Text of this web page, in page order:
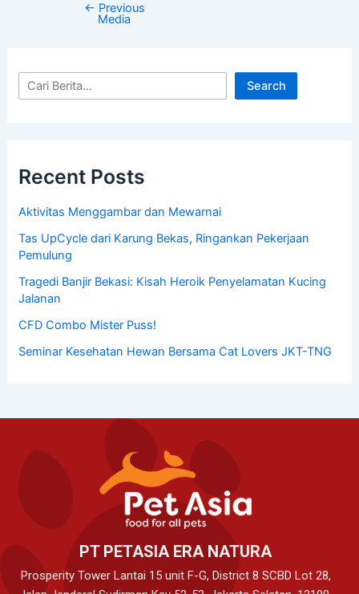
← Previous
Media
Search
Recent Posts
Aktivitas Menggambar dan Mewarnai
Tas UpCycle dari Karung Bekas, Ringankan Pekerjaan
Pemulung
Tragedi Banjir Bekasi: Kisah Heroik Penyelamatan Kucing
Jalanan
CFD Combo Mister Puss!
Seminar Kesehatan Hewan Bersama Cat Lovers JKT-TNG
PT PETASIA ERA NATURA
Prosperity Tower Lantai 15 unit F-G, District 8 SCBD Lot 28,